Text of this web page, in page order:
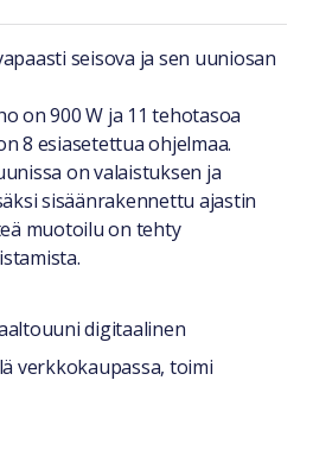
seisova ja sen uuniosan
on 900 W ja 11 tehotasoa
8 esiasetettua ohjelmaa.
on valaistuksen ja
sisäänrakennettu ajastin
muotoilu on tehty
digitaalinen
verkkokaupassa, toimi